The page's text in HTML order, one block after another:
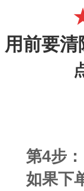
用前要清
点
第4步：
如果下